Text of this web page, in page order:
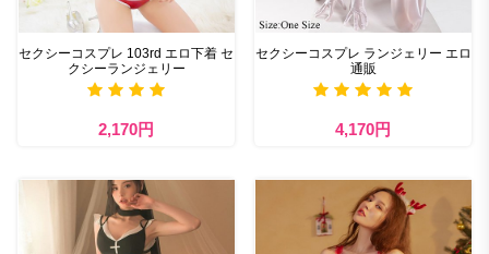
セクシーコスプレ 103rd エロ下着 セ
クシーランジェリー
2,170円
セクシーコスプレ ランジェリー エロ
通販
4,170円